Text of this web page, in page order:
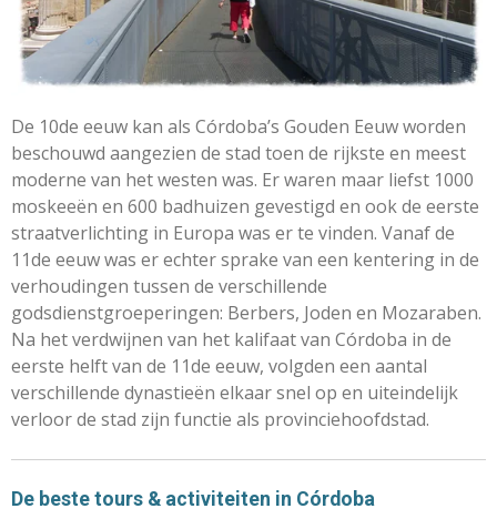
De 10de eeuw kan als Córdoba’s Gouden Eeuw worden
beschouwd aangezien de stad toen de rijkste en meest
moderne van het westen was. Er waren maar liefst 1000
moskeeën en 600 badhuizen gevestigd en ook de eerste
straatverlichting in Europa was er te vinden. Vanaf de
11de eeuw was er echter sprake van een kentering in de
verhoudingen tussen de verschillende
godsdienstgroeperingen: Berbers, Joden en Mozaraben.
Na het verdwijnen van het kalifaat van Córdoba in de
eerste helft van de 11de eeuw, volgden een aantal
verschillende dynastieën elkaar snel op en uiteindelijk
verloor de stad zijn functie als provinciehoofdstad.
De beste tours & activiteiten in Córdoba